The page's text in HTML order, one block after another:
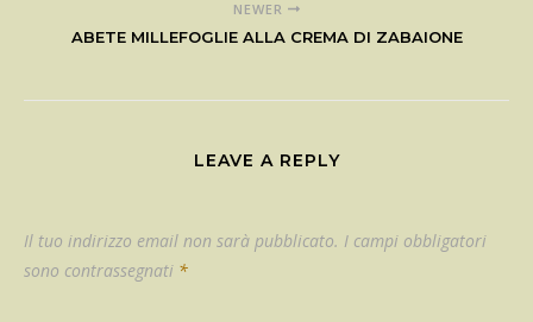
NEWER
ABETE MILLEFOGLIE ALLA CREMA DI ZABAIONE
LEAVE A REPLY
Il tuo indirizzo email non sarà pubblicato. I campi obbligatori
sono contrassegnati *